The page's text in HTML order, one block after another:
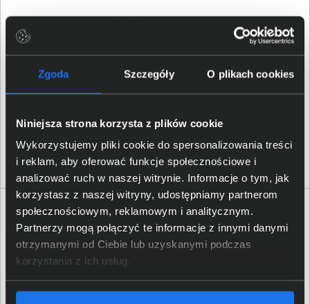
Zgoda Szczegóły O plikach cookies
Niniejsza strona korzysta z plików cookie
Wykorzystujemy pliki cookie do spersonalizowania treści
i reklam, aby oferować funkcje społecznościowe i
analizować ruch w naszej witrynie. Informacje o tym, jak
korzystasz z naszej witryny, udostępniamy partnerom
społecznościowym, reklamowym i analitycznym.
Partnerzy mogą połączyć te informacje z innymi danymi
otrzymanymi od Ciebie lub uzyskanymi podczas
korzystania z ich usług.
Specyfikacja techniczna Epson EcoTank L1250
Produkt
Producent Epson